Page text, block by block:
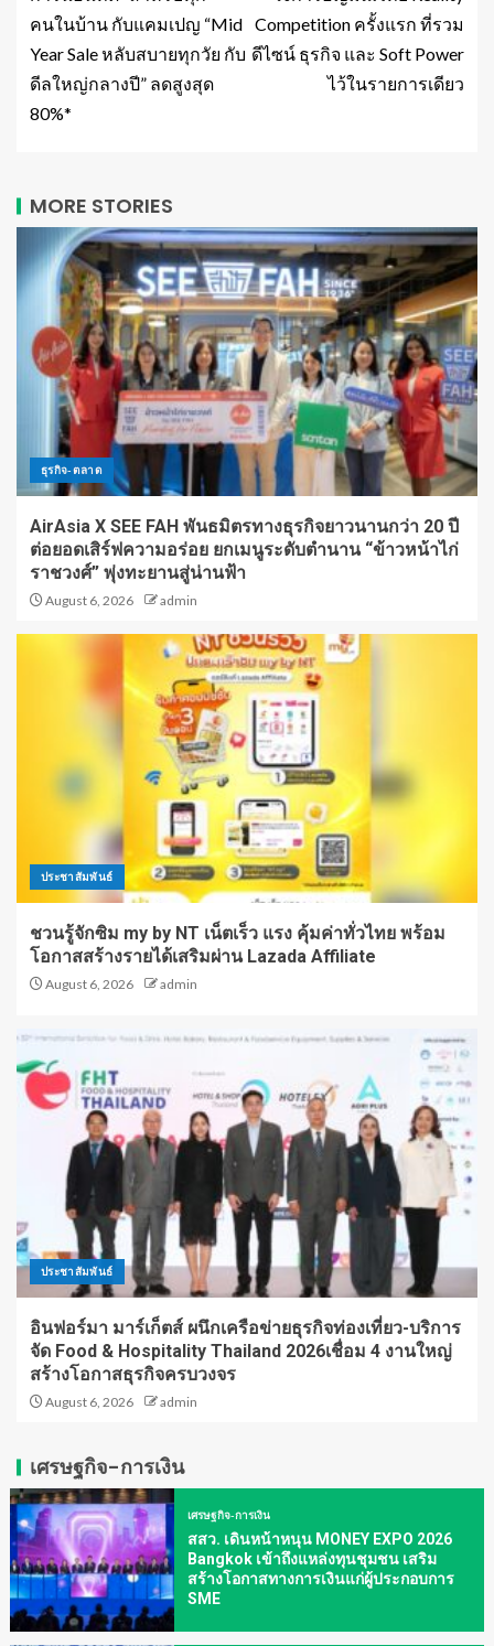
คนในบ้าน กับแคมเปญ “Mid
Year Sale หลับสบายทุกวัย กับ
ดีลใหญ่กลางปี” ลดสูงสุด
80%*
Competition ครั้งแรก ที่รวม
ดีไซน์ ธุรกิจ และ Soft Power
ไว้ในรายการเดียว
MORE STORIES
ธุรกิจ-ตลาด
AirAsia X SEE FAH พันธมิตรทางธุรกิจยาวนานกว่า 20 ปี
ต่อยอดเสิร์ฟความอร่อย ยกเมนูระดับตำนาน “ข้าวหน้าไก่
ราชวงศ์” พุ่งทะยานสู่น่านฟ้า
August 6, 2026 admin
ประชาสัมพันธ์
ชวนรู้จักซิม my by NT เน็ตเร็ว แรง คุ้มค่าทั่วไทย พร้อม
โอกาสสร้างรายได้เสริมผ่าน Lazada Affiliate
August 6, 2026 admin
ประชาสัมพันธ์
อินฟอร์มา มาร์เก็ตส์ ผนึกเครือข่ายธุรกิจท่องเที่ยว-บริการ
จัด Food & Hospitality Thailand 2026เชื่อม 4 งานใหญ่
สร้างโอกาสธุรกิจครบวงจร
August 6, 2026 admin
เศรษฐกิจ-การเงิน
เศรษฐกิจ-การเงิน
สสว. เดินหน้าหนุน MONEY EXPO 2026
Bangkok เข้าถึงแหล่งทุนชุมชน เสริม
สร้างโอกาสทางการเงินแก่ผู้ประกอบการ
SME